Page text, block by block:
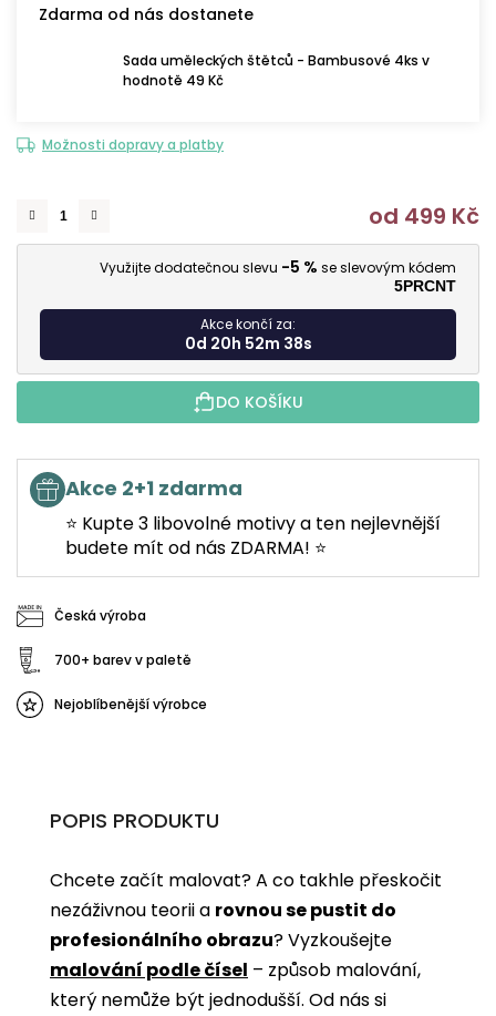
Zdarma od nás dostanete
Sada uměleckých štětců - Bambusové 4ks v
hodnotě 49 Kč
Možnosti dopravy a platby
od 499 Kč
Využijte dodatečnou slevu -5 % se slevovým kódem
5PRCNT
Akce končí za:
0d 20h 52m 37s
DO KOŠÍKU
Akce 2+1 zdarma
⭐ Kupte 3 libovolné motivy a ten nejlevnější
budete mít od nás ZDARMA! ⭐
Česká výroba
700+ barev v paletě
Nejoblíbenější výrobce
POPIS PRODUKTU
Chcete začít malovat? A co takhle přeskočit
nezáživnou teorii a rovnou se pustit do
profesionálního obrazu? Vyzkoušejte
malování podle čísel ­­– způsob malování,
který nemůže být jednodušší. Od nás si